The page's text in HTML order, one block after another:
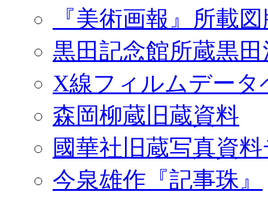
『美術画報』所載
黒田記念館所蔵黒
X線フィルムデータ
森岡柳蔵旧蔵資料
國華社旧蔵写真資
今泉雄作『記事珠』